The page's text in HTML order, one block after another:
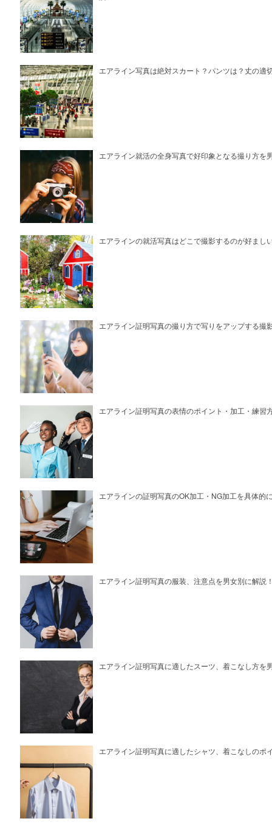
エアライン写真は絶対スカート？パンツは？丈の適
エアライン就活の全身写真で好印象となる撮り方を
エアラインの就活写真はどこで撮影するのが好まし
エアライン証明写真の撮り方で写りをアップする撮
エアライン証明写真の表情のポイント・加工・練習
エアラインの証明写真のOK加工・NG加工を具体的
エアライン証明写真の服装、注意点を男女別に解説
エアライン証明写真に適したスーツ、着こなし方を
エアライン証明写真に適したシャツ、着こなしのポ